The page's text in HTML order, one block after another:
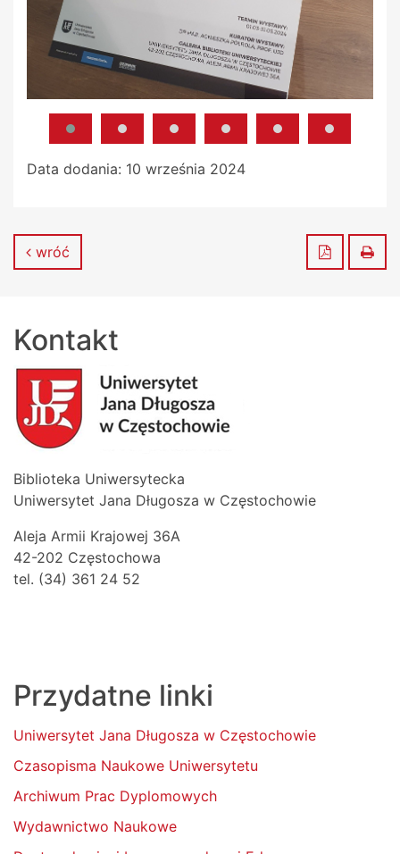
Data dodania: 10 września 2024
wróć Zapisz do
Kontakt
Biblioteka Uniwersytecka
Uniwersytet Jana Długosza w Częstochowie
Aleja Armii Krajowej 36A
42-202 Częstochowa
tel. (34) 361 24 52
Przydatne linki
Uniwersytet Jana Długosza w Częstochowie
Czasopisma Naukowe Uniwersytetu
Archiwum Prac Dyplomowych
Wydawnictwo Naukowe